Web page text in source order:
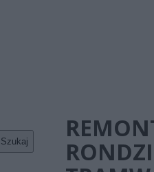
Szukaj